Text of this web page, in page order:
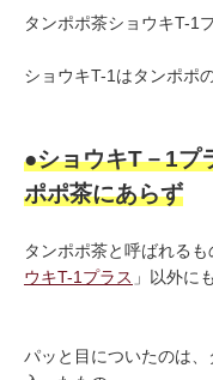
タンポポ茶ショウキT-1
ショウキT-1はタンポポ
●ショウキT－1プ
ポポ茶にあらず
タンポポ茶と呼ばれる
ウキT-1プラス 」以外に
パッと目についたのは